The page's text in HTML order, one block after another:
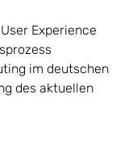
Experience
im deutschen
des aktuellen